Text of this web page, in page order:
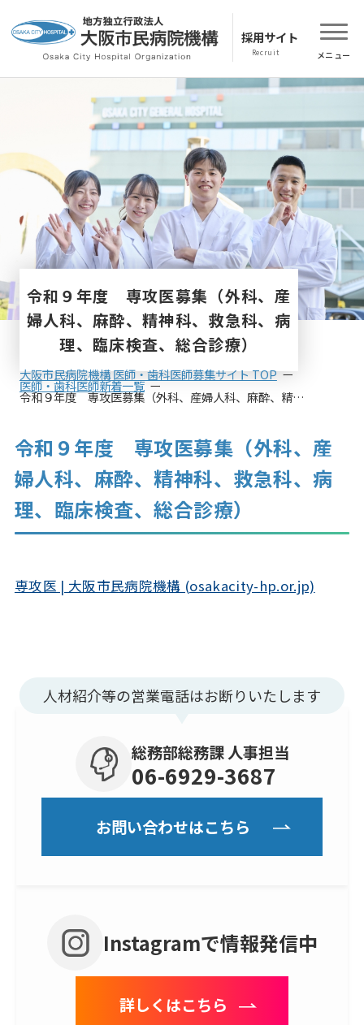
採用サイト
令和９年度 専攻医募集（外科、産
婦人科、麻酔、精神科、救急科、病
理、臨床検査、総合診療）
大阪市民病院機構 医師・歯科医師募集サイト TOP
医師・歯科医師新着一覧
令和９年度 専攻医募集（外科、産婦人科、麻酔、精神科、救急科、病理、臨床検査、総合診療）
令和９年度 専攻医募集（外科、産
婦人科、麻酔、精神科、救急科、病
理、臨床検査、総合診療）
専攻医 | 大阪市民病院機構 (osakacity-hp.or.jp)
人材紹介等の営業電話はお断りいたします
総務部総務課 人事担当
06-6929-3687
お問い合わせはこちら
Instagramで情報発信中
詳しくはこちら